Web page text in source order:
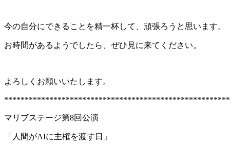
今の自分にできることを精一杯して、頑張ろうと思います。
お時間があるようでしたら、ぜひ見に来てください。
よろしくお願いいたします。
マリブステージ第8回公演
「人間がAIに主権を渡す日」